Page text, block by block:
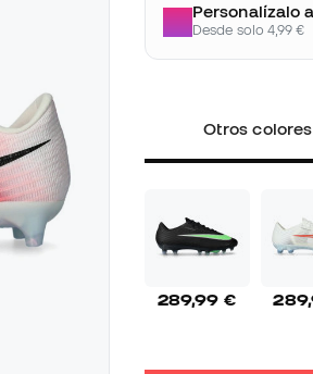
Personalízalo
Desde solo 4,99 €
Otros colores
289,99 €